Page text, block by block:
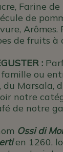
Farine
de
de fruits à
:
ou
Marsala,
notre
de notre
Ossi di
en 1260,